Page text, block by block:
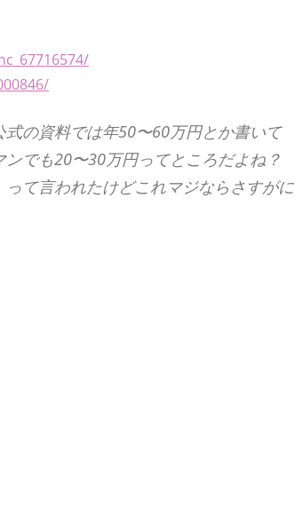
の資料では年50〜60万円とか書いて
でも20〜30万円ってところだよね？
って言われたけどこれマジならさすがに